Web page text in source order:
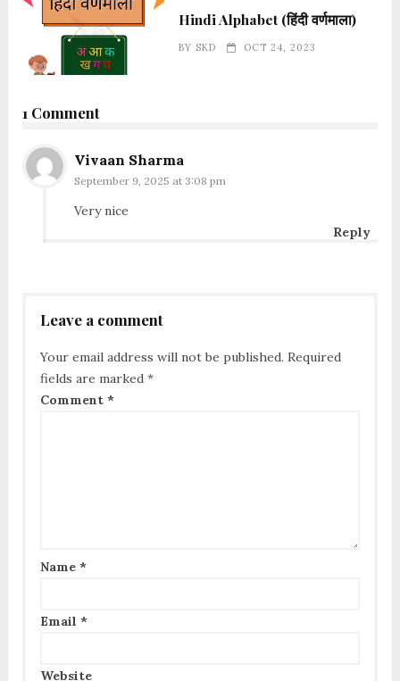
Hindi Alphabet (हिंदी वर्णमाला)
BY SKD OCT 24, 2023
1 Comment
Vivaan Sharma
September 9, 2025 at 3:08 pm
Very nice
Reply
Leave a comment
Your email address will not be published. Required
fields are marked *
Comment *
Name *
Email *
Website